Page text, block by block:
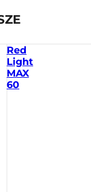
Red
Light
MAX
60